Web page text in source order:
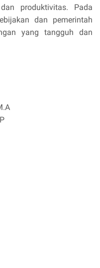
produktivitas. Pada
dan pemerintah
yang tangguh dan